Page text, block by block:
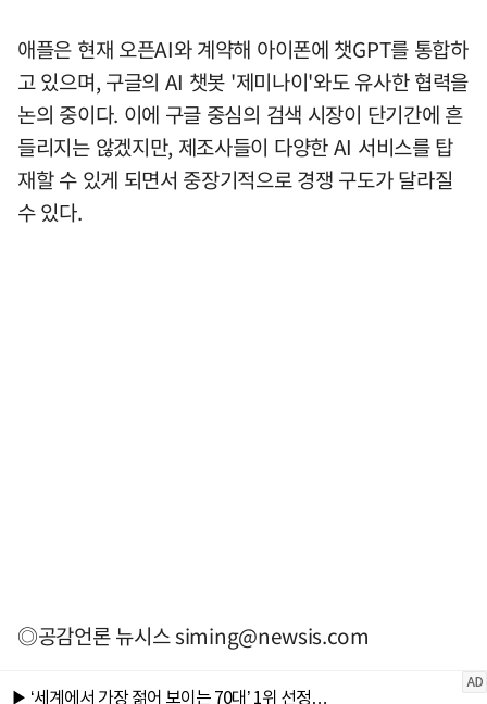
애플은 현재 오픈AI와 계약해 아이폰에 챗GPT를 통합하
고 있으며, 구글의 AI 챗봇 '제미나이'와도 유사한 협력을
논의 중이다. 이에 구글 중심의 검색 시장이 단기간에 흔
들리지는 않겠지만, 제조사들이 다양한 AI 서비스를 탑
재할 수 있게 되면서 중장기적으로 경쟁 구도가 달라질
수 있다.
◎공감언론 뉴시스siming@newsis.com